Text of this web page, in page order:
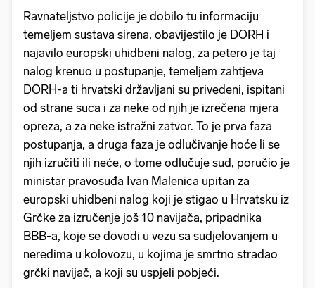
Ravnateljstvo policije je dobilo tu informaciju
temeljem sustava sirena, obavijestilo je DORH i
najavilo europski uhidbeni nalog, za petero je taj
nalog krenuo u postupanje, temeljem zahtjeva
DORH-a ti hrvatski državljani su privedeni, ispitani
od strane suca i za neke od njih je izrečena mjera
opreza, a za neke istražni zatvor. To je prva faza
postupanja, a druga faza je odlučivanje hoće li se
njih izručiti ili neće, o tome odlučuje sud, poručio je
ministar pravosuđa Ivan Malenica upitan za
europski uhidbeni nalog koji je stigao u Hrvatsku iz
Grčke za izručenje još 10 navijača, pripadnika
BBB-a, koje se dovodi u vezu sa sudjelovanjem u
neredima u kolovozu, u kojima je smrtno stradao
grčki navijač, a koji su uspjeli pobjeći.